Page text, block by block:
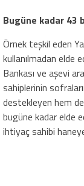
Bugüne kadar 43
Örnek teşkil eden
kullanılmadan elde
Bankası ve aşevi
sahiplerinin
destekleyen hem
bugüne kadar elde
ihtiyaç sahibi haneye